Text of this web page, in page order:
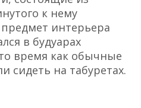
к нему
интерьера
в будуарах
время как обычные
сидеть на табуретах.